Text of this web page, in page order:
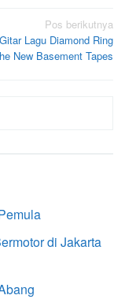
Pos berikutnya
Lagu Diamond Ring
New Basement Tapes
di Jakarta